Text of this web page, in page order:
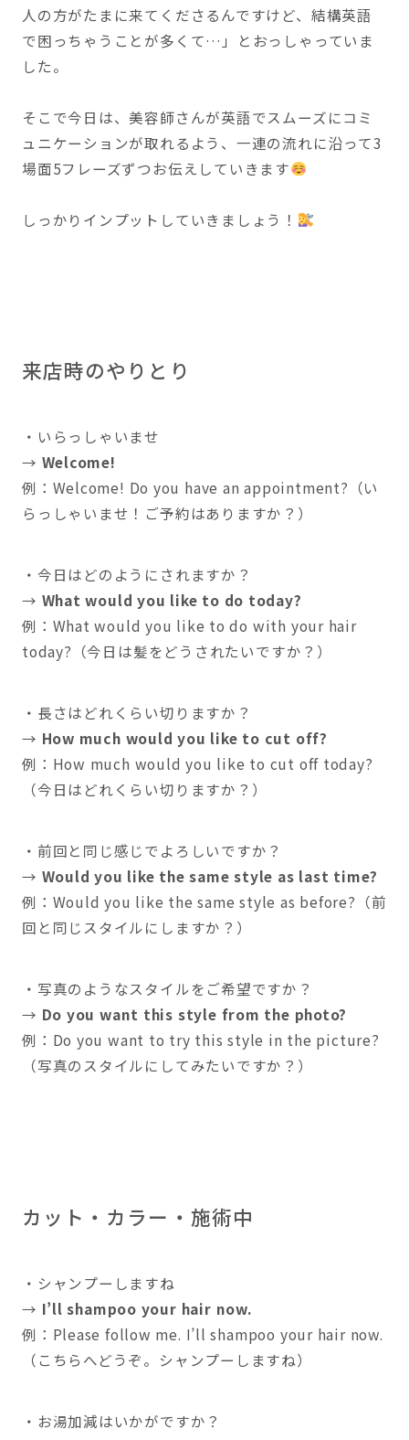
人の方がたまに来てくださるんですけど、結構英語
で困っちゃうことが多くて…」とおっしゃっていま
した。
そこで今日は、美容師さんが英語でスムーズにコミ
ュニケーションが取れるよう、一連の流れに沿って3
場面5フレーズずつお伝えしていきます
しっかりインプットしていきましょう！
来店時のやりとり
・いらっしゃいませ
→ Welcome!
例：Welcome! Do you have an appointment?（い
らっしゃいませ！ご予約はありますか？）
・今日はどのようにされますか？
→ What would you like to do today?
例：What would you like to do with your hair
today?（今日は髪をどうされたいですか？）
・長さはどれくらい切りますか？
→ How much would you like to cut off?
例：How much would you like to cut off today?
（今日はどれくらい切りますか？）
・前回と同じ感じでよろしいですか？
→ Would you like the same style as last time?
例：Would you like the same style as before?（前
回と同じスタイルにしますか？）
・写真のようなスタイルをご希望ですか？
→ Do you want this style from the photo?
例：Do you want to try this style in the picture?
（写真のスタイルにしてみたいですか？）
カット・カラー・施術中
・シャンプーしますね
→ I’ll shampoo your hair now.
例：Please follow me. I’ll shampoo your hair now.
（こちらへどうぞ。シャンプーしますね）
・お湯加減はいかがですか？